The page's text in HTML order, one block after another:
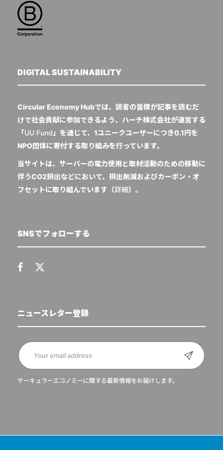
DIGITAL SUSTAINABILITY
Circular Economy Hubでは、読者の皆様が記事を読むだ
けで社会貢献に参加できるよう、ハーチ株式会社が運営する
「UU Fund 」を通じて、1ユニークユーザーにつき0.1円を
NPO団体に寄付する取り組みを行っています。
当サイトは、サーバーの電力使用と取材活動のための移動に
伴うCO2排出などにおいて、排出削減およびカーボン・オ
フセットに取り組んでいます（詳細）。
SNSでフォローする
ニュースレター登録
サーキュラーエコノミーに関する最新情報をお届けします。